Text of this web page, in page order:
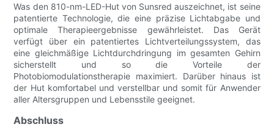
Was den 810-nm-LED-Hut von Sunsred auszeichnet, ist seine
patentierte Technologie, die eine präzise Lichtabgabe und
optimale Therapieergebnisse gewährleistet. Das Gerät
verfügt über ein patentiertes Lichtverteilungssystem, das
eine gleichmäßige Lichtdurchdringung im gesamten Gehirn
sicherstellt und so die Vorteile der
Photobiomodulationstherapie maximiert. Darüber hinaus ist
der Hut komfortabel und verstellbar und somit für Anwender
aller Altersgruppen und Lebensstile geeignet.
Abschluss